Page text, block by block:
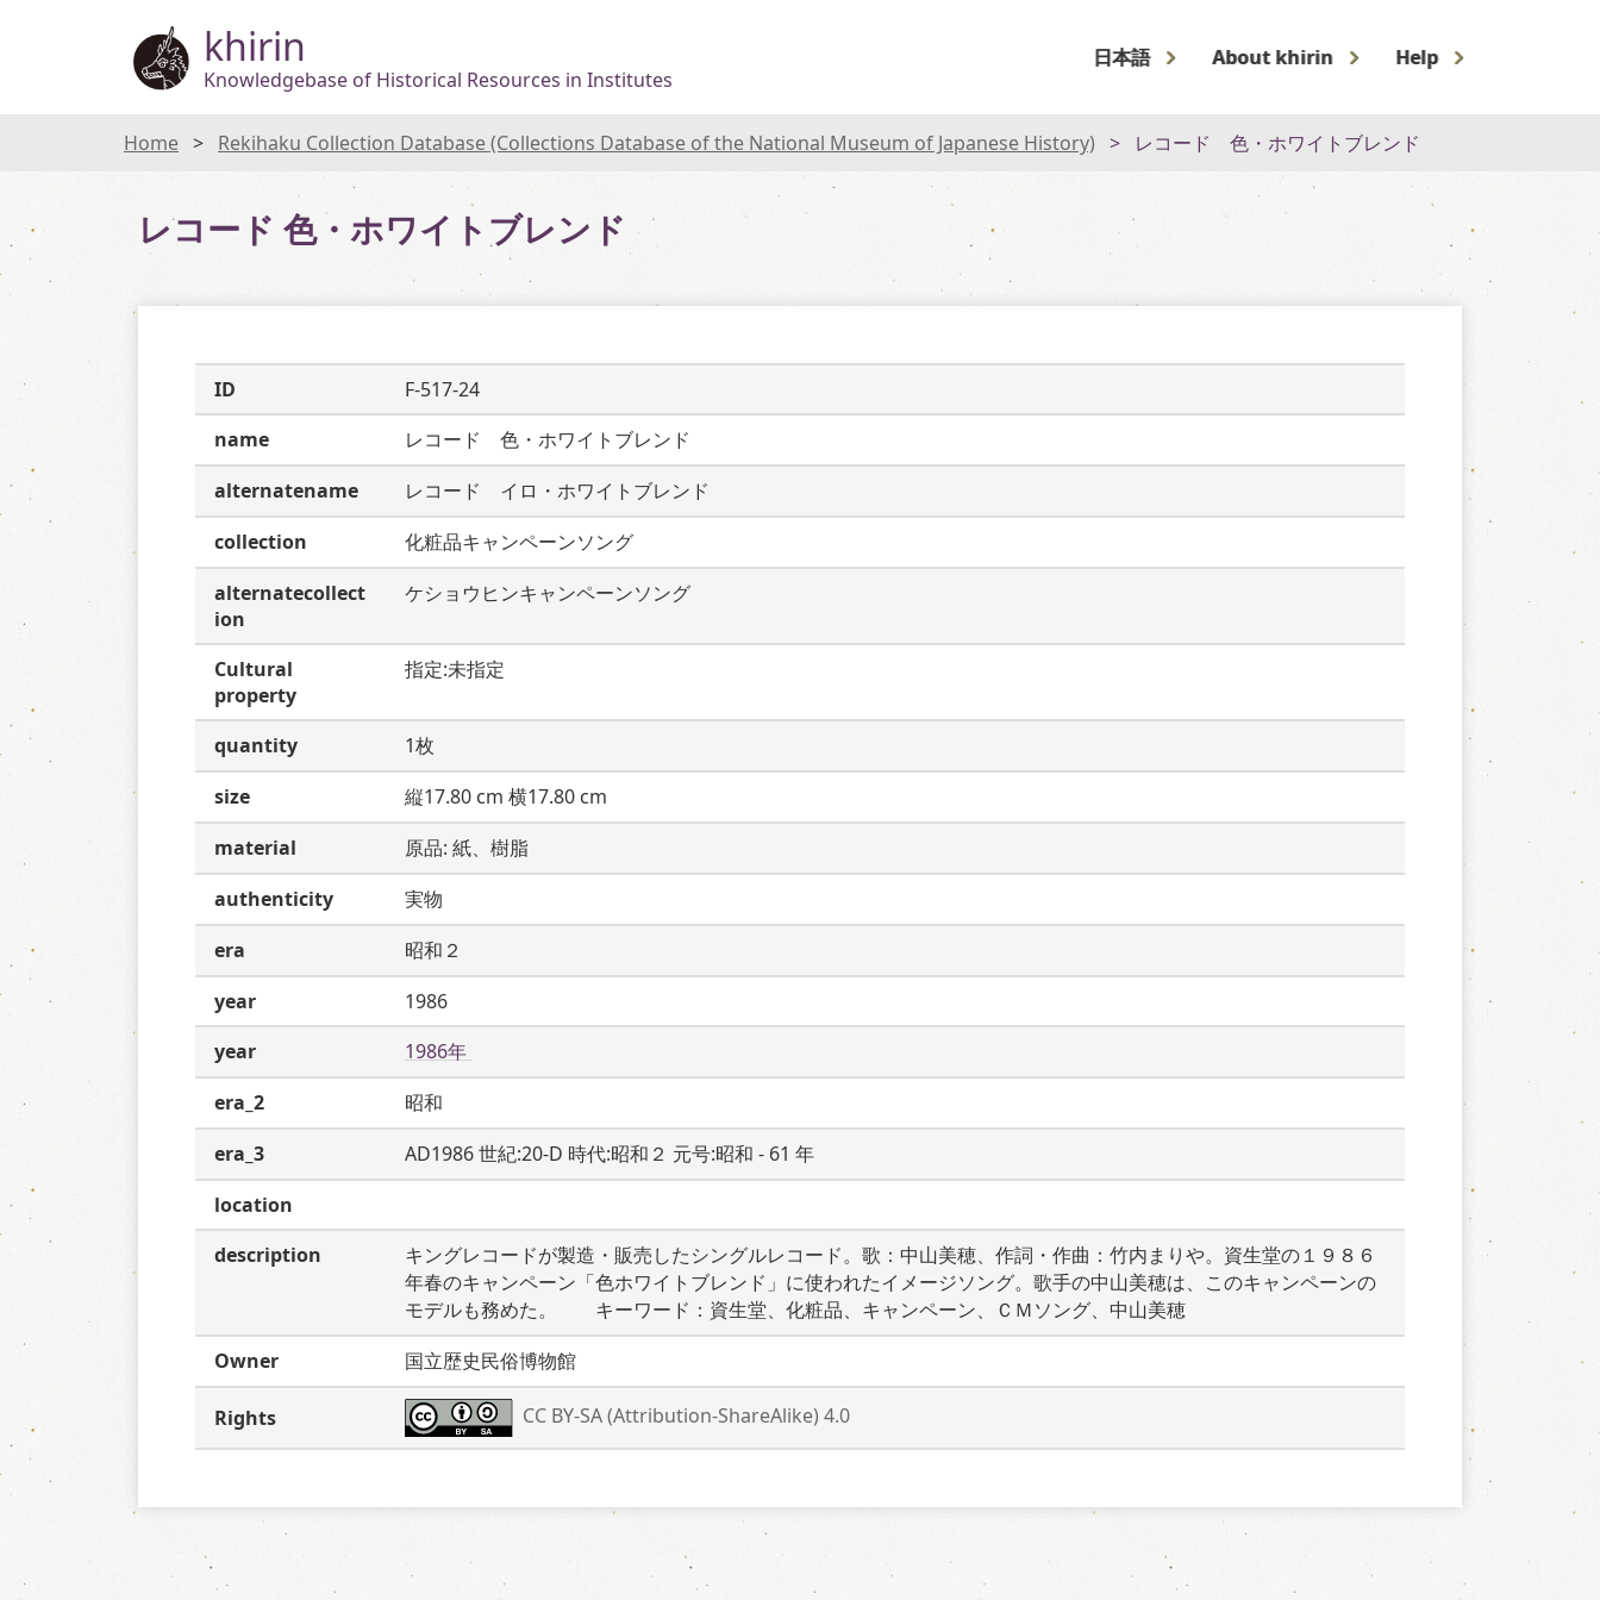
khirin
Knowledgebase of Historical Resources in Institutes
日本語 About khirin Help
Home Rekihaku Collection Database (Collections Database of the National Museum of Japanese History) レコード 色・ホワイトブレンド
レコード 色・ホワイトブレンド
ID
F-517-24
name
レコード　色・ホワイトブレンド
alternatename
レコード　イロ・ホワイトブレンド
collection
化粧品キャンペーンソング
alternatecollect
ion
ケショウヒンキャンペーンソング
Cultural
property
指定:未指定
quantity
1枚
size
縦17.80 cm 横17.80 cm
material
原品: 紙、樹脂
authenticity
実物
era
昭和２
year
1986
year
1986年
era_2
昭和
era_3
AD1986 世紀:20-D 時代:昭和２ 元号:昭和 - 61 年
location
description
キングレコードが製造・販売したシングルレコード。歌：中山美穂、作詞・作曲：竹内まりや。資生堂の１９８６
年春のキャンペーン「色ホワイトブレンド」に使われたイメージソング。歌手の中山美穂は、このキャンペーンの
モデルも務めた。　　キーワード：資生堂、化粧品、キャンペーン、ＣＭソング、中山美穂
Owner
国立歴史民俗博物館
Rights CC BY-SA (Attribution-ShareAlike) 4.0